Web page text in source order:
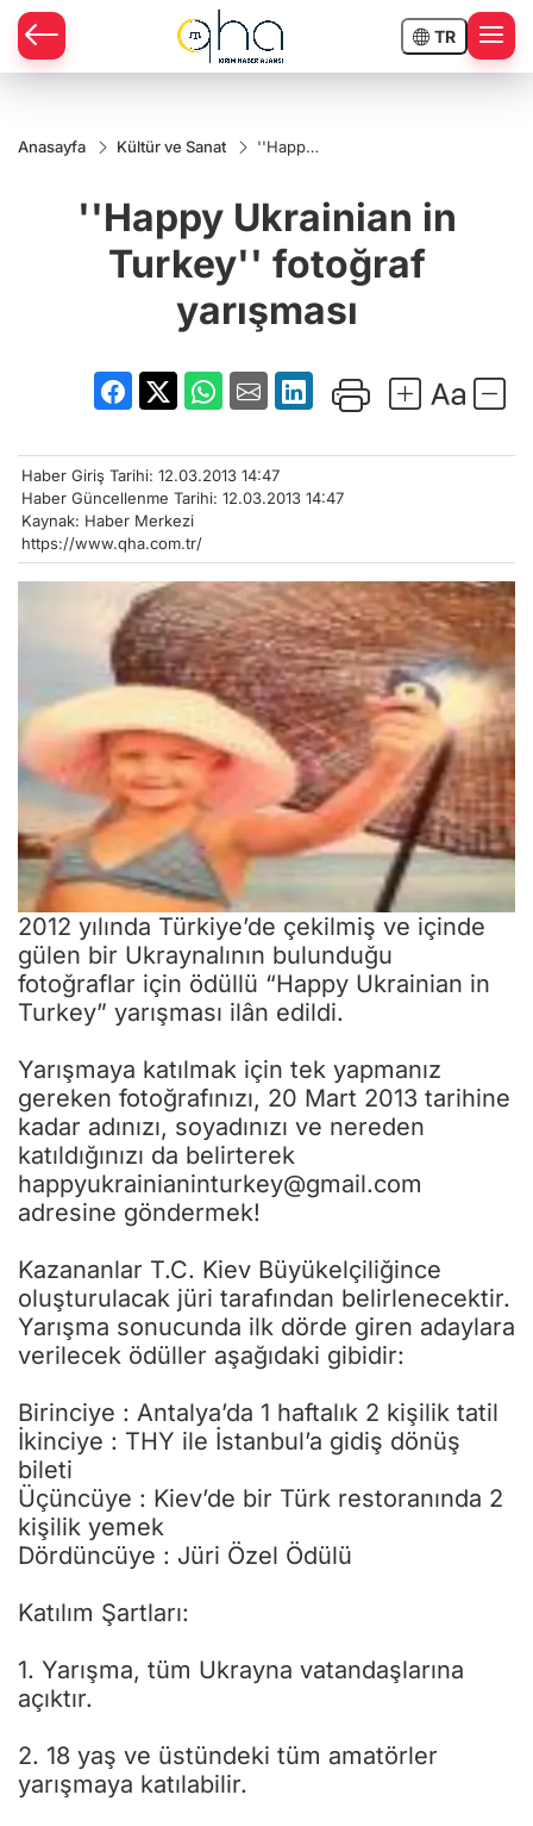
TR
Anasayfa Kültür ve Sanat
''Happy
Turkey''
fotoğraf
''Happy Ukrainian in
Turkey'' fotoğraf
yarışması
Haber Giriş Tarihi: 12.03.2013 14:47
Haber Güncellenme Tarihi: 12.03.2013 14:47
Kaynak: Haber Merkezi
https://www.qha.com.tr/
2012 yılında Türkiye’de çekilmiş ve içinde
gülen bir Ukraynalının bulunduğu
fotoğraflar için ödüllü “Happy Ukrainian in
Turkey” yarışması ilân edildi.
Yarışmaya katılmak için tek yapmanız
gereken fotoğrafınızı, 20 Mart 2013 tarihine
kadar adınızı, soyadınızı ve nereden
katıldığınızı da belirterek
happyukrainianinturkey@gmail.com
adresine göndermek!
Kazananlar T.C. Kiev Büyükelçiliğince
oluşturulacak jüri tarafından belirlenecektir.
Yarışma sonucunda ilk dörde giren adaylara
verilecek ödüller aşağıdaki gibidir:
Birinciye : Antalya’da 1 haftalık 2 kişilik tatil
İkinciye : THY ile İstanbul’a gidiş dönüş
bileti
Üçüncüye : Kiev’de bir Türk restoranında 2
kişilik yemek
Dördüncüye : Jüri Özel Ödülü
Katılım Şartları:
1. Yarışma, tüm Ukrayna vatandaşlarına
açıktır.
2. 18 yaş ve üstündeki tüm amatörler
yarışmaya katılabilir.